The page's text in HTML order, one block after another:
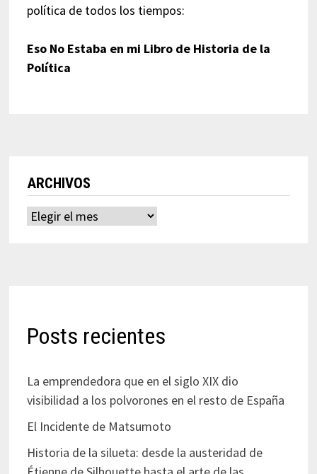
política de todos los tiempos:
Eso No Estaba en mi Libro de Historia de la
Política
ARCHIVOS
Archivos
Posts recientes
La emprendedora que en el siglo XIX dio
visibilidad a los polvorones en el resto de España
El Incidente de Matsumoto
Historia de la silueta: desde la austeridad de